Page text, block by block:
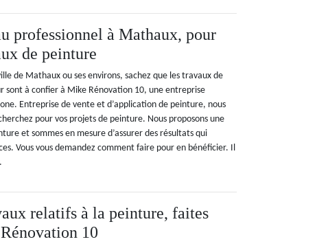
professionnel à Mathaux, pour
de peinture
de Mathaux ou ses environs, sachez que les travaux de
sont à confier à Mike Rénovation 10, une entreprise
Entreprise de vente et d’application de peinture, nous
pour vos projets de peinture. Nous proposons une
et sommes en mesure d’assurer des résultats qui
Vous vous demandez comment faire pour en bénéficier. Il
relatifs à la peinture, faites
10